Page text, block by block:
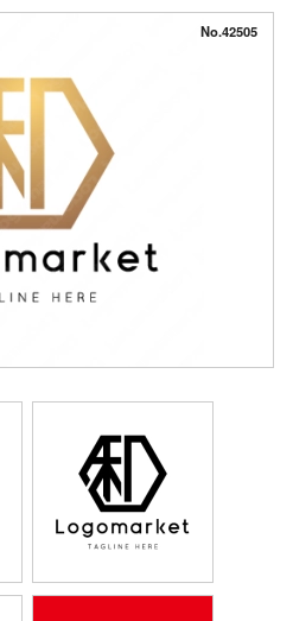
No.42505